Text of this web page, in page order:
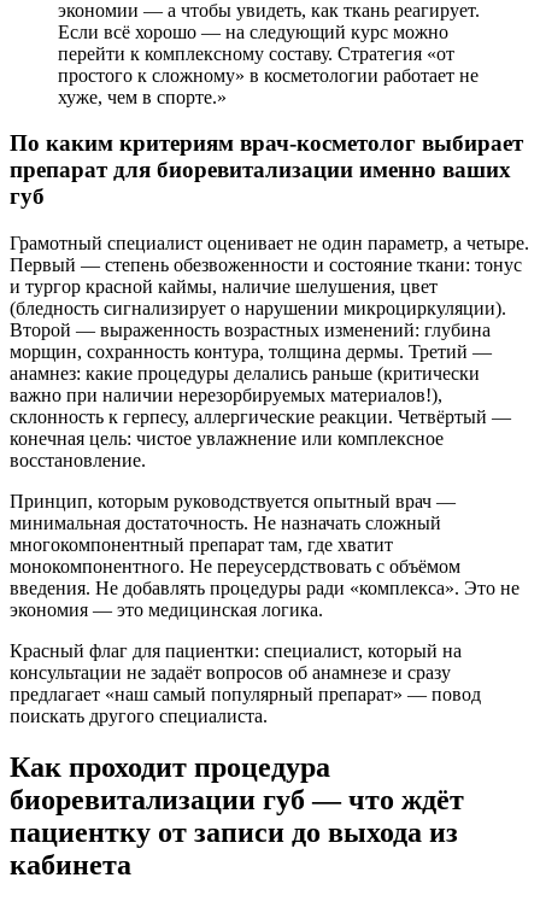
экономии — а чтобы увидеть, как ткань реагирует.
Если всё хорошо — на следующий курс можно
перейти к комплексному составу. Стратегия «от
простого к сложному» в косметологии работает не
хуже, чем в спорте.»
По каким критериям врач-косметолог выбирает
препарат для биоревитализации именно ваших
губ
Грамотный специалист оценивает не один параметр, а четыре.
Первый — степень обезвоженности и состояние ткани: тонус
и тургор красной каймы, наличие шелушения, цвет
(бледность сигнализирует о нарушении микроциркуляции).
Второй — выраженность возрастных изменений: глубина
морщин, сохранность контура, толщина дермы. Третий —
анамнез: какие процедуры делались раньше (критически
важно при наличии нерезорбируемых материалов!),
склонность к герпесу, аллергические реакции. Четвёртый —
конечная цель: чистое увлажнение или комплексное
восстановление.
Принцип, которым руководствуется опытный врач —
минимальная достаточность. Не назначать сложный
многокомпонентный препарат там, где хватит
монокомпонентного. Не переусердствовать с объёмом
введения. Не добавлять процедуры ради «комплекса». Это не
экономия — это медицинская логика.
Красный флаг для пациентки: специалист, который на
консультации не задаёт вопросов об анамнезе и сразу
предлагает «наш самый популярный препарат» — повод
поискать другого специалиста.
Как проходит процедура
биоревитализации губ — что ждёт
пациентку от записи до выхода из
кабинета